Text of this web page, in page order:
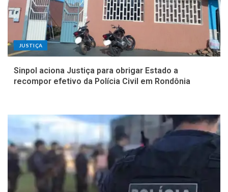
JUSTIÇA
Sinpol aciona Justiça para obrigar Estado a
recompor efetivo da Polícia Civil em Rondônia